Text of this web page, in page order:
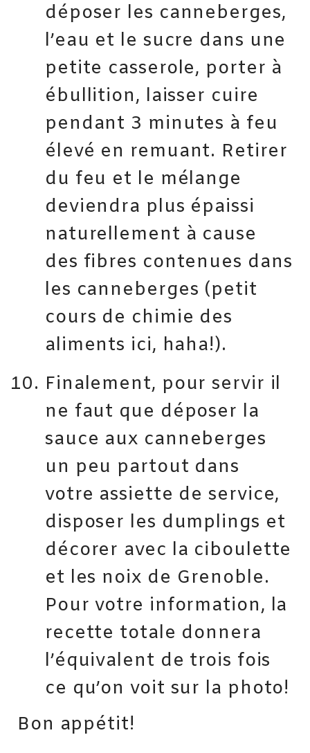
déposer les canneberges,
l’eau et le sucre dans une
petite casserole, porter à
ébullition, laisser cuire
pendant 3 minutes à feu
élevé en remuant. Retirer
du feu et le mélange
deviendra plus épaissi
naturellement à cause
des fibres contenues dans
les canneberges (petit
cours de chimie des
aliments ici, haha!).
Finalement, pour servir il
ne faut que déposer la
sauce aux canneberges
un peu partout dans
votre assiette de service,
disposer les dumplings et
décorer avec la ciboulette
et les noix de Grenoble.
Pour votre information, la
recette totale donnera
l’équivalent de trois fois
ce qu’on voit sur la photo!
Bon appétit!